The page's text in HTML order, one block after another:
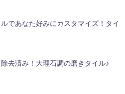
であなた好みにカスタマイズ！タイ
去済み！大理石調の磨きタイル♪